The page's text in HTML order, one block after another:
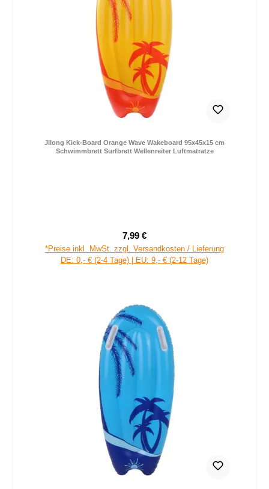
Jilong Kick-Board Orange Wave Wakeboard 95x45x15 cm
Schwimmbrett Surfbrett Wellenreiter Luftmatratze
Regulärer Preis:
7,99 €
*Preise inkl. MwSt. zzgl. Versandkosten / Lieferung
DE: 0,- € (2-4 Tage) | EU: 9,- € (2-12 Tage)